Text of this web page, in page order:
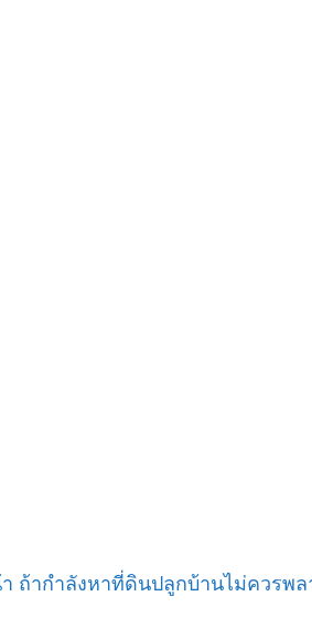
ถ้ากำลังหาที่ดินปลูกบ้านไม่ควรพ